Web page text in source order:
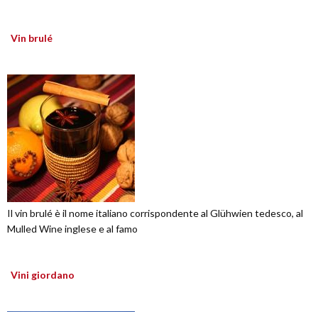
Vin brulé
Il vin brulé è il nome italiano corrispondente al Glühwien tedesco, al
Mulled Wine inglese e al famo
Vini giordano